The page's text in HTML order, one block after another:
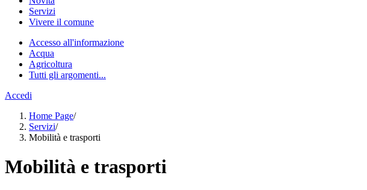
Servizi
Vivere il comune
Accesso all'informazione
Acqua
Agricoltura
Tutti gli argomenti...
Accedi
Home Page/
Servizi/
Mobilità e trasporti
Mobilità e trasporti